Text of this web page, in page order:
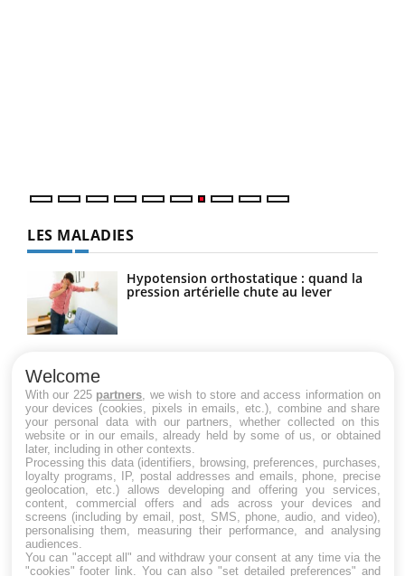
LES MALADIES
Hypotension orthostatique : quand la
pression artérielle chute au lever
Maladie de Charcot (Sclérose latérale
amyotrophique)
Welcome
With our 225 partners , we wish to store and access information on
your devices (cookies, pixels in emails, etc.), combine and share
your personal data with our partners, whether collected on this
website or in our emails, already held by some of us, or obtained
later, including in other contexts.
Processing this data (identifiers, browsing, preferences, purchases,
loyalty programs, IP, postal addresses and emails, phone, precise
geolocation, etc.) allows developing and offering you services,
content, commercial offers and ads across your devices and
screens (including by email, post, SMS, phone, audio, and video),
personalising them, measuring their performance, and analysing
audiences.
You can "accept all" and withdraw your consent at any time via the
"cookies" footer link . You can also "set detailed preferences" and